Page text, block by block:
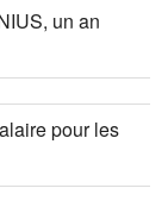
un an
pour les